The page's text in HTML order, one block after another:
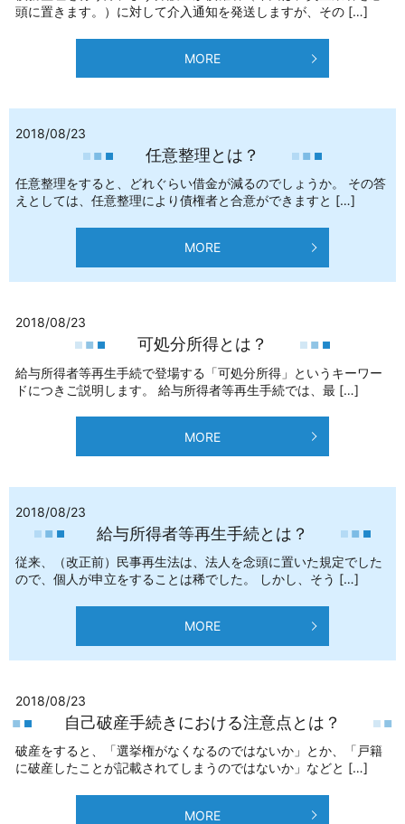
頭に置きます。）に対して介入通知を発送しますが、その […]
MORE
2018/08/23
任意整理とは？
任意整理をすると、どれぐらい借金が減るのでしょうか。 その答
えとしては、任意整理により債権者と合意ができますと […]
MORE
2018/08/23
可処分所得とは？
給与所得者等再生手続で登場する「可処分所得」というキーワー
ドにつきご説明します。 給与所得者等再生手続では、最 […]
MORE
2018/08/23
給与所得者等再生手続とは？
従来、（改正前）民事再生法は、法人を念頭に置いた規定でした
ので、個人が申立をすることは稀でした。 しかし、そう […]
MORE
2018/08/23
自己破産手続きにおける注意点とは？
破産をすると、「選挙権がなくなるのではないか」とか、「戸籍
に破産したことが記載されてしまうのではないか」などと […]
MORE